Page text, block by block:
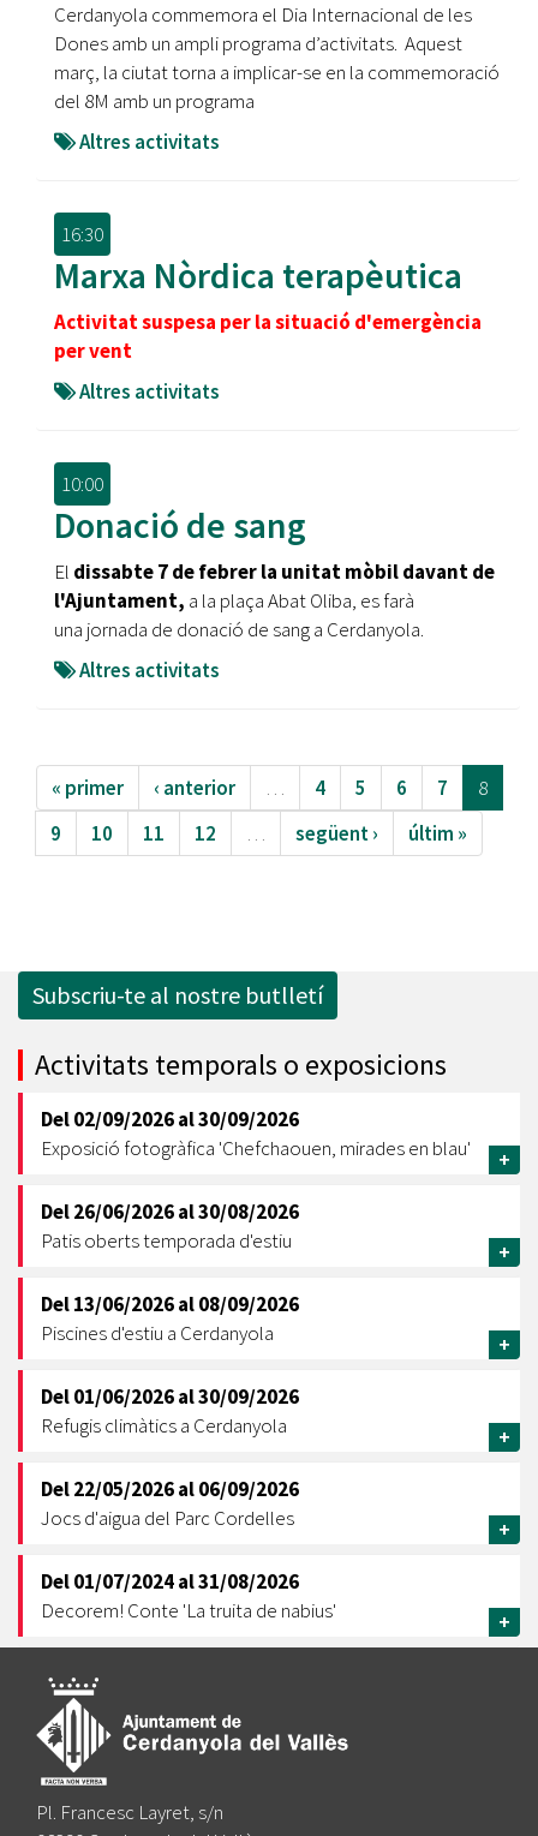
Cerdanyola commemora el Dia Internacional de les
Dones amb un ampli programa d’activitats. Aquest
març, la ciutat torna a implicar-se en la commemoració
del 8M amb un programa
Altres activitats
16:30
Marxa Nòrdica terapèutica
Activitat suspesa per la situació d'emergència
per vent
Altres activitats
10:00
Donació de sang
El dissabte 7 de febrer la unitat mòbil davant de
l'Ajuntament, a la plaça Abat Oliba, es farà
una jornada de donació de sang a Cerdanyola.
Altres activitats
« primer ‹ anterior … 4 5 6 7
8
9
10 11 12 … següent › últim »
Subscriu-te al nostre butlletí
Activitats temporals o exposicions
Del02/09/2026al30/09/2026
Exposició fotogràfica 'Chefchaouen, mirades en blau'
+
Del26/06/2026al30/08/2026
Patis oberts temporada d'estiu
+
Del13/06/2026al08/09/2026
Piscines d'estiu a Cerdanyola
+
Del01/06/2026al30/09/2026
Refugis climàtics a Cerdanyola
+
Del22/05/2026al06/09/2026
Jocs d'aigua del Parc Cordelles
+
Del01/07/2024al31/08/2026
Decorem! Conte 'La truita de nabius'
+
Pl. Francesc Layret, s/n